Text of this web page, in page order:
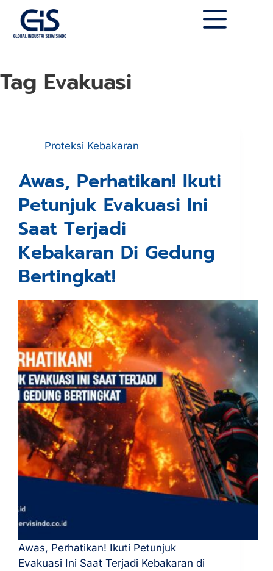
Tag Evakuasi
Proteksi Kebakaran
Awas, Perhatikan! Ikuti
Petunjuk Evakuasi Ini
Saat Terjadi
Kebakaran Di Gedung
Bertingkat!
Awas, Perhatikan! Ikuti Petunjuk
Evakuasi Ini Saat Terjadi Kebakaran di